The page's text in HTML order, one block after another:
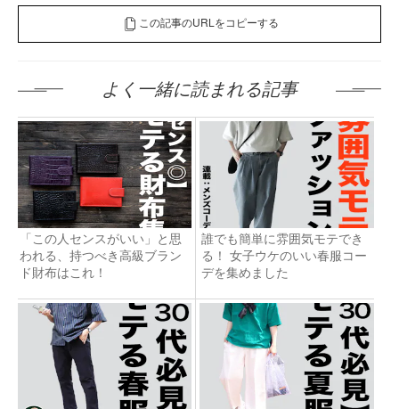
この記事のURLをコピーする
よく一緒に読まれる記事
「この人センスがいい」と思
われる、持つべき高級ブラン
ド財布はこれ！
誰でも簡単に雰囲気モテでき
る！ 女子ウケのいい春服コー
デを集めました